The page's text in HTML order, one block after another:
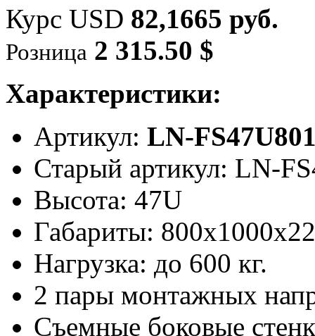
Курс USD 82,1665 руб.
Розница 2 315.50 $
Характеристики:
Артикул: LN-
Старый артикул: LN-
Высота: 47U
Габариты:
Нагрузка: до 600 кг.
2 пары монтажных
Съемные боковые